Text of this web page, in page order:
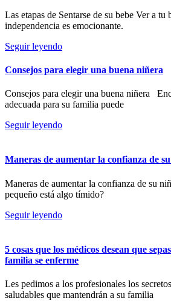
Las etapas de Sentarse de su bebe Ver a tu
independencia es emocionante.
Seguir leyendo
Consejos para elegir una buena niñera
Consejos para elegir una buena niñera
adecuada para su familia puede
Seguir leyendo
Maneras de aumentar la confianza de
Maneras de aumentar la confianza de su
pequeño está algo tímido?
Seguir leyendo
5 cosas que los médicos desean que
familia se enferme
Les pedimos a los profesionales los
saludables que mantendrán a su familia